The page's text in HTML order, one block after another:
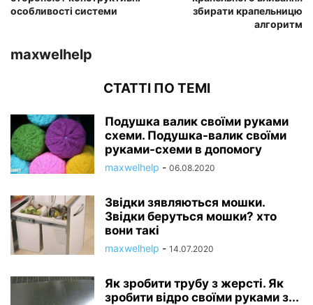
особливості системи
збирати крапельницю
алгоритм
maxwelhelp
СТАТТІ ПО ТЕМІ
Подушка валик своїми руками
схеми. Подушка-валик своїми
руками-схеми в допомогу
maxwelhelp - 06.08.2020
Звідки зявляються мошки.
Звідки беруться мошки? хто
вони такі
maxwelhelp - 14.07.2020
Як зробити трубу з жерсті. Як
зробити відро своїми руками з...